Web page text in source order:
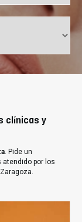
clínicas y
. Pide un
atendido por los